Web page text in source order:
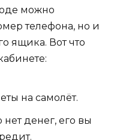
можно
телефона, но и
ящика. Вот что
на самолёт.
нет денег, его вы